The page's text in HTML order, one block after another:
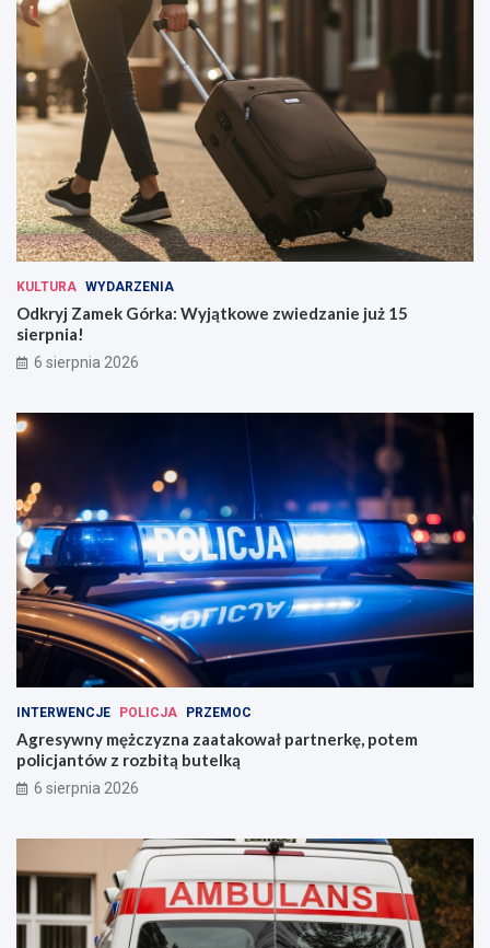
KULTURA WYDARZENIA
Odkryj Zamek Górka: Wyjątkowe zwiedzanie już 15
sierpnia!
6 sierpnia 2026
INTERWENCJE POLICJA PRZEMOC
Agresywny mężczyzna zaatakował partnerkę, potem
policjantów z rozbitą butelką
6 sierpnia 2026